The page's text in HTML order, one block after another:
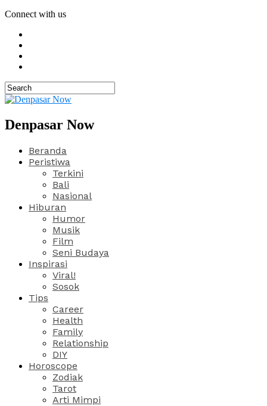
Connect with us
Denpasar Now
Beranda
Peristiwa
Terkini
Bali
Nasional
Hiburan
Humor
Musik
Film
Seni Budaya
Inspirasi
Viral!
Sosok
Tips
Career
Health
Family
Relationship
DIY
Horoscope
Zodiak
Tarot
Arti Mimpi